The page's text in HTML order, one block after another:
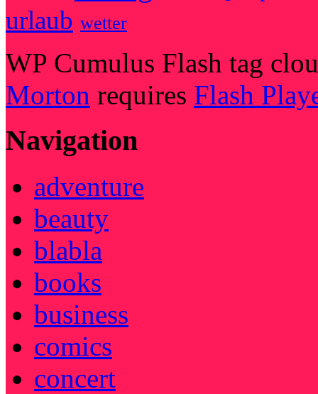
urlaub wetter
WP Cumulus Flash tag
Morton requires Flash
Navigation
adventure
beauty
blabla
books
business
comics
concert